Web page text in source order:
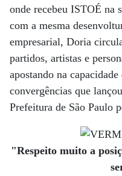
onde recebeu ISTOÉ na
com a mesma
empresarial, Doria
partidos, artistas e
apostando na
convergências que
Prefeitura de São Paulo
"Respeito muito a